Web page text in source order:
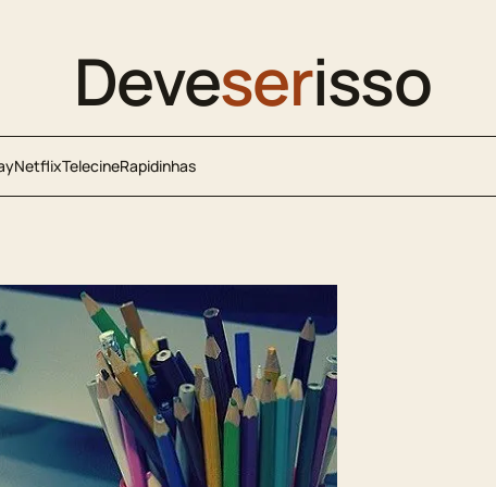
Deveserisso
NetflixTelecineRapidinhas